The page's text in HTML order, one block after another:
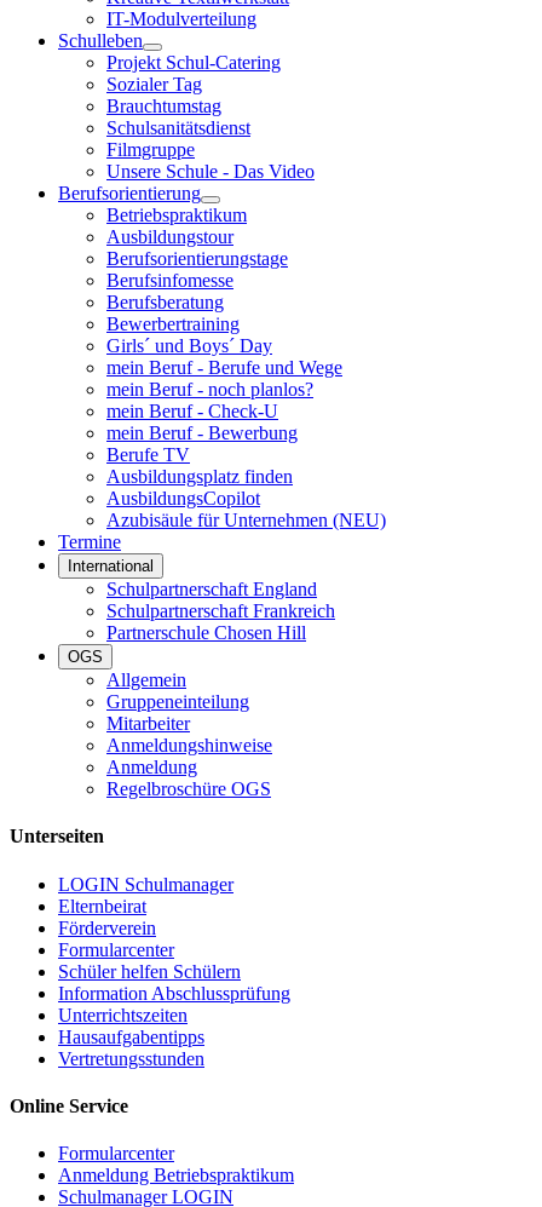
IT-Modulverteilung
Schulleben
Projekt Schul-Catering
Sozialer Tag
Brauchtumstag
Schulsanitätsdienst
Filmgruppe
Unsere Schule - Das Video
Berufsorientierung
Betriebspraktikum
Ausbildungstour
Berufsorientierungstage
Berufsinfomesse
Berufsberatung
Bewerbertraining
Girls´ und Boys´ Day
mein Beruf - Berufe und Wege
mein Beruf - noch planlos?
mein Beruf - Check-U
mein Beruf - Bewerbung
Berufe TV
Ausbildungsplatz finden
AusbildungsCopilot
Azubisäule für Unternehmen (NEU)
Termine
International
Schulpartnerschaft England
Schulpartnerschaft Frankreich
Partnerschule Chosen Hill
OGS
Allgemein
Gruppeneinteilung
Mitarbeiter
Anmeldungshinweise
Anmeldung
Regelbroschüre OGS
Unterseiten
LOGIN Schulmanager
Elternbeirat
Förderverein
Formularcenter
Schüler helfen Schülern
Information Abschlussprüfung
Unterrichtszeiten
Hausaufgabentipps
Vertretungsstunden
Online Service
Formularcenter
Anmeldung Betriebspraktikum
Schulmanager LOGIN